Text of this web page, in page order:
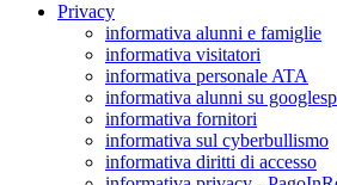
Privacy
informativa alunni e famiglie
informativa visitatori
informativa personale ATA
informativa alunni su
informativa fornitori
informativa sul cyberbullismo
informativa diritti di accesso